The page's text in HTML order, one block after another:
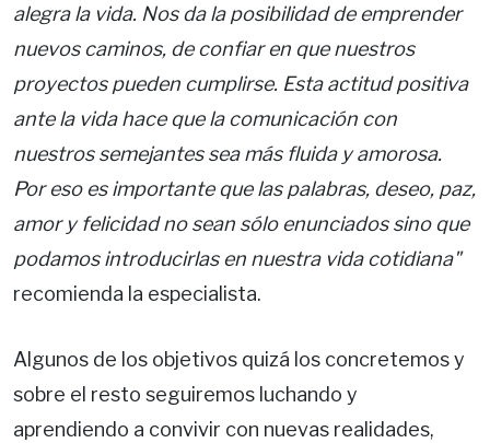
alegra la vida. Nos da la posibilidad de emprender
nuevos caminos, de confiar en que nuestros
proyectos pueden cumplirse. Esta actitud positiva
ante la vida hace que la comunicación con
nuestros semejantes sea más fluida y amorosa.
Por eso es importante que las palabras, deseo, paz,
amor y felicidad no sean sólo enunciados sino que
podamos introducirlas en nuestra vida cotidiana"
recomienda la especialista.
Algunos de los objetivos quizá los concretemos y
sobre el resto seguiremos luchando y
aprendiendo a convivir con nuevas realidades,